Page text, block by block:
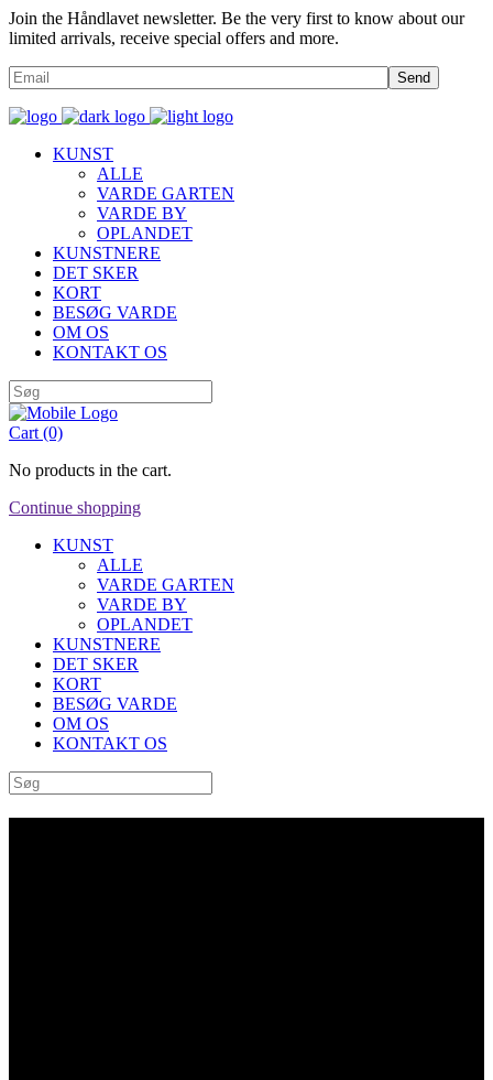
Join the Håndlavet newsletter. Be the very first to know about our
limited arrivals, receive special offers and more.
Send
KUNST
ALLE
VARDE GARTEN
VARDE BY
OPLANDET
KUNSTNERE
DET SKER
KORT
BESØG VARDE
OM OS
KONTAKT OS
Cart (0)
No products in the cart.
Continue shopping
KUNST
ALLE
VARDE GARTEN
VARDE BY
OPLANDET
KUNSTNERE
DET SKER
KORT
BESØG VARDE
OM OS
KONTAKT OS